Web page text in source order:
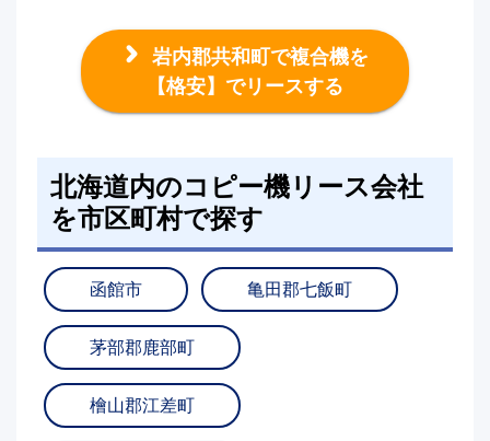
岩内郡共和町で複合機を
【格安】でリースする
北海道内のコピー機リース会社
を市区町村で探す
函館市 亀田郡七飯町
茅部郡鹿部町
檜山郡江差町